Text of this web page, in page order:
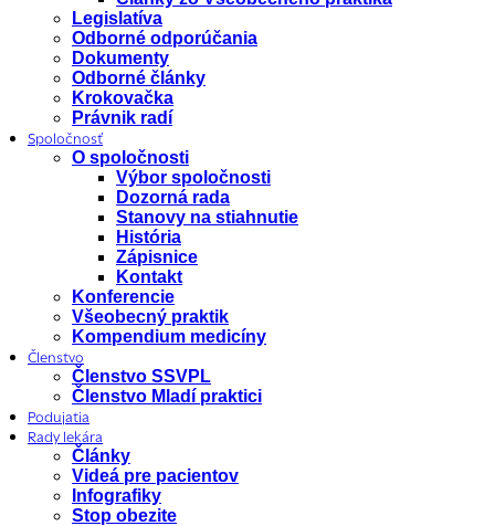
Legislatíva
Odborné odporúčania
Dokumenty
Odborné články
Krokovačka
Právnik radí
Spoločnosť
O spoločnosti
Výbor spoločnosti
Dozorná rada
Stanovy na stiahnutie
História
Zápisnice
Kontakt
Konferencie
Všeobecný praktik
Kompendium medicíny
Členstvo
Členstvo SSVPL
Členstvo Mladí praktici
Podujatia
Rady lekára
Články
Videá pre pacientov
Infografiky
Stop obezite